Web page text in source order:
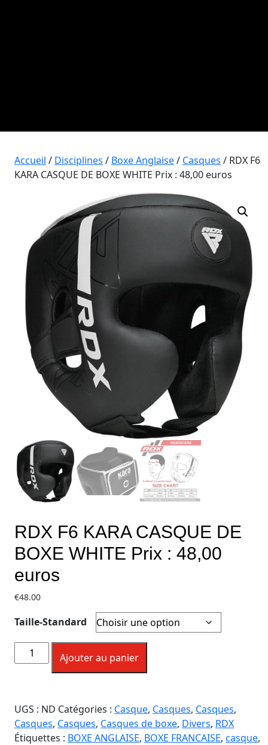
Accueil / Disciplines / Boxe Anglaise/ Casques / RDX F6
KARA CASQUE DE BOXE WHITE Prix : 48,00 euros
RDX F6 KARA CASQUE DE
BOXE WHITE Prix : 48,00
euros
€48.00
Taille-Standard
Ajouter au panier
UGS : ND Catégories : Casque, Casques, Casques,
Casques, Casques, Casques de boxe, Divers, RDX
Étiquettes : BOXE ANGLAISE, BOXE FRANCAISE, casque,